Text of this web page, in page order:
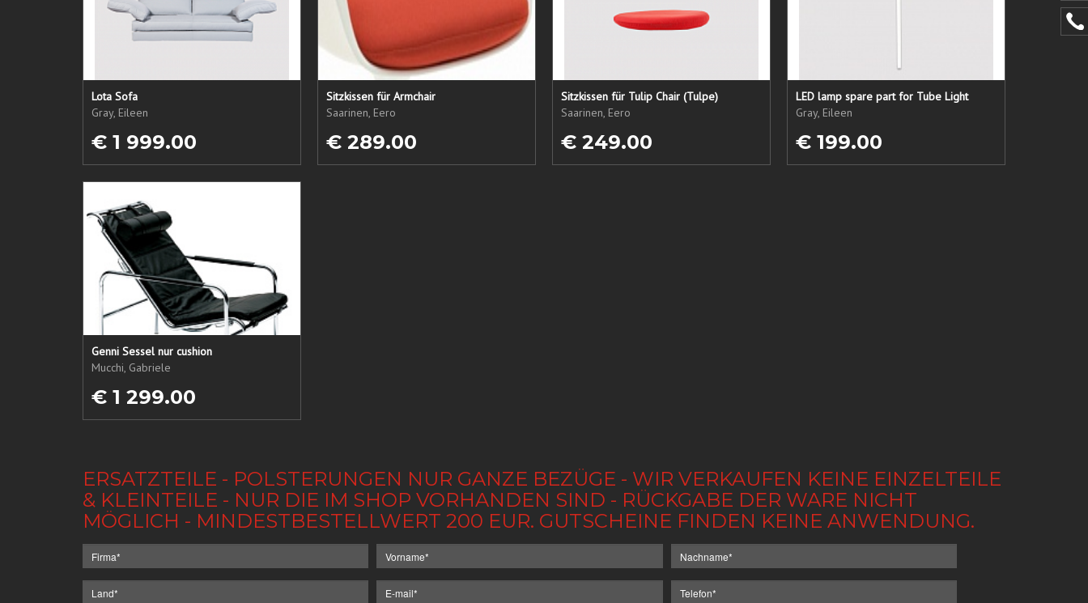
Lota Sofa
Gray, Eileen
€ 1 999.00
Sitzkissen für Armchair
Saarinen, Eero
€ 289.00
Sitzkissen für Tulip Chair (Tulpe)
Saarinen, Eero
€ 249.00
LED lamp spare part for Tube Light
Gray, Eileen
€ 199.00
Genni Sessel nur cushion
Mucchi, Gabriele
€ 1 299.00
ERSATZTEILE - POLSTERUNGEN NUR GANZE BEZÜGE - WIR VERKAUFEN KEINE EINZELTEILE
& KLEINTEILE - NUR DIE IM SHOP VORHANDEN SIND - RÜCKGABE DER WARE NICHT
MÖGLICH - MINDESTBESTELLWERT 200 EUR. GUTSCHEINE FINDEN KEINE ANWENDUNG.